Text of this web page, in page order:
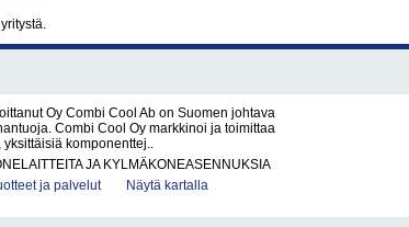
yritystä.
Oy Combi Cool Ab on Suomen johtava
Combi Cool Oy markkinoi ja toimittaa
komponenttej..
JA KYLMÄKONEASENNUKSIA
ja palvelut Näytä kartalla